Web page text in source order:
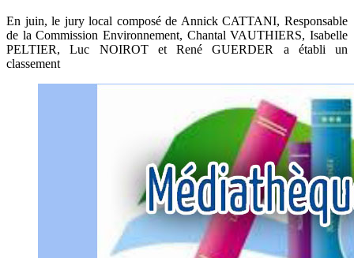
En juin, le jury local composé de Annick CATTANI, Responsable
de la Commission Environnement, Chantal VAUTHIERS, Isabelle
PELTIER, Luc NOIROT et René GUERDER a établi un
classement